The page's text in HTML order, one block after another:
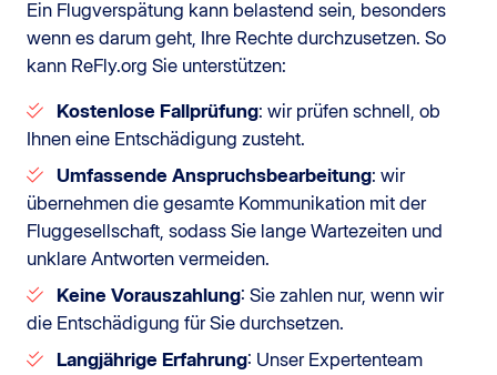
Ein Flugverspätung kann belastend sein, besonders
wenn es darum geht, Ihre Rechte durchzusetzen. So
kann ReFly.org Sie unterstützen:
Kostenlose Fallprüfung: wir prüfen schnell, ob
Ihnen eine Entschädigung zusteht.
Umfassende Anspruchsbearbeitung: wir
übernehmen die gesamte Kommunikation mit der
Fluggesellschaft, sodass Sie lange Wartezeiten und
unklare Antworten vermeiden.
Keine Vorauszahlung: Sie zahlen nur, wenn wir
die Entschädigung für Sie durchsetzen.
Langjährige Erfahrung: Unser Expertenteam